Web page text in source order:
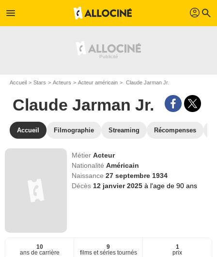
menu profil search
Accueil Stars Acteurs Acteur américain Claude Jarman Jr.
Claude Jarman Jr.
Accueil Filmographie Streaming Récompenses
MétierActeur
NationalitéAméricain
Naissance27 septembre 1934
Décès 12 janvier 2025à l'age de 90 ans
10
ans de carrière
9
films et séries tournés
1
prix